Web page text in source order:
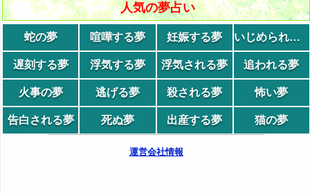
人気の夢占い
蛇の夢 喧嘩する夢 妊娠する夢 いじめられる夢
遅刻する夢 浮気する夢 浮気される夢 追われる夢
火事の夢 逃げる夢 殺される夢 怖い夢
告白される夢 死ぬ夢 出産する夢 猫の夢
運営会社情報